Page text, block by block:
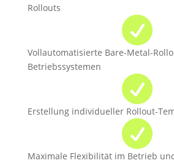
Rollouts

Vollautomatisierte Bare-Metal-
Betriebssystemen

Erstellung individueller Rollout-

Maximale Flexibilität im Betrieb